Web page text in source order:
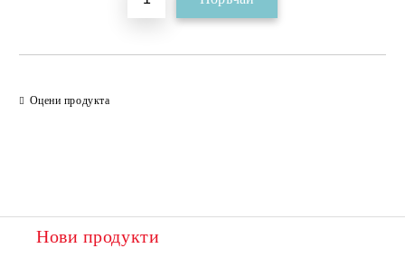
Оцени продукта
Нови продукти